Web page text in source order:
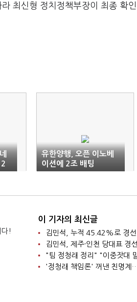
최신형 정치정책부장이 최종 확인
유한양행, 오픈 이노베
이션에 2조 배팅
다!
이 기자의 최신글
김민석, 누적 45.42%로 경
김민석, 제주·인천 당대표 경
"팀 정청래 정리" "이중잣대
'정청래 책임론' 꺼낸 친명계